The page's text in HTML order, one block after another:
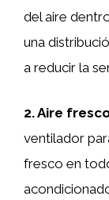
del aire
una
a reducir la
2. Aire
ventilador
fresco en